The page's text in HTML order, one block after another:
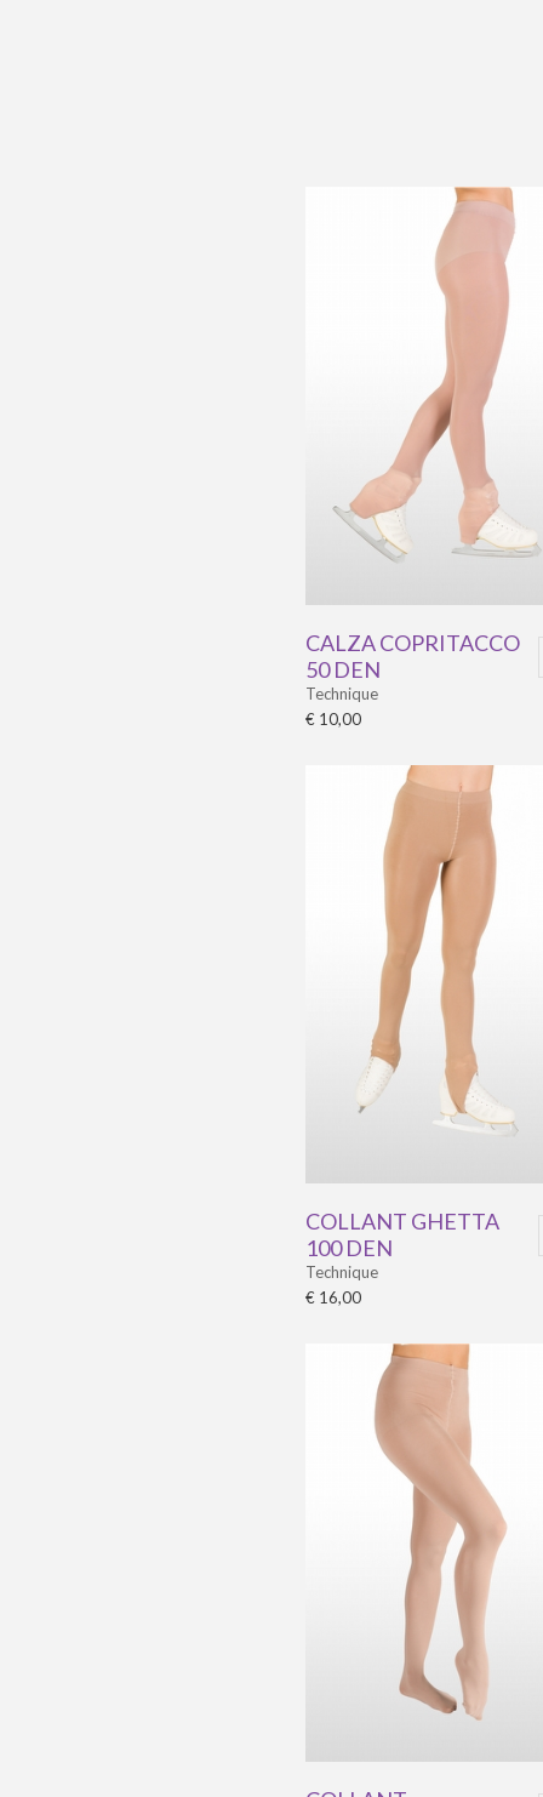
CALZA COPRITACCO
50 DEN
Technique
€ 10,00
COLLANT GHETTA
100 DEN
Technique
€ 16,00